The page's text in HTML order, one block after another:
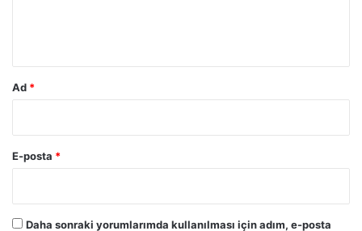
i
Ad *
E-posta *
Daha sonraki yorumlarımda kullanılması için adım, e-posta